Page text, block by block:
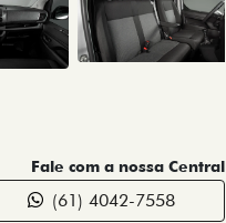
Fale com a nossa Central
(61) 4042-7558